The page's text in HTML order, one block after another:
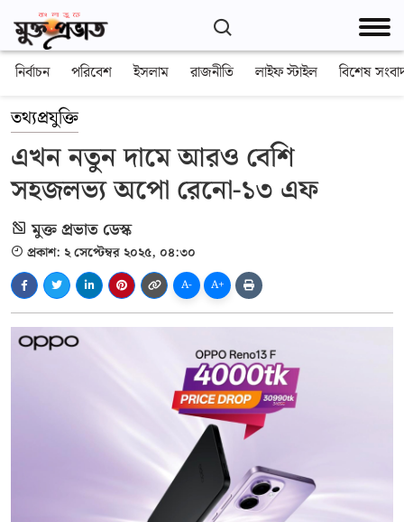
নির্বাচন পরিবেশ ইসলাম রাজনীতি লাইফ স্টাইল বিশেষ
তথ্যপ্রযুক্তি
এখন নতুন দামে আরও বেশি
সহজলভ্য অপো রেনো-১৩ এফ
মুক্ত প্রভাত ডেস্ক
প্রকাশ: ২ সেপ্টেম্বর ২০২৫, ০৪:৩০
A- A+